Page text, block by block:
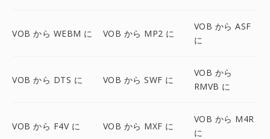
VOB から WEBM に VOB から MP2 に
VOB から ASF
に
VOB から DTS に VOB から SWF に
VOB から
RMVB に
VOB から F4V に VOB から MXF に
VOB から M4R
に